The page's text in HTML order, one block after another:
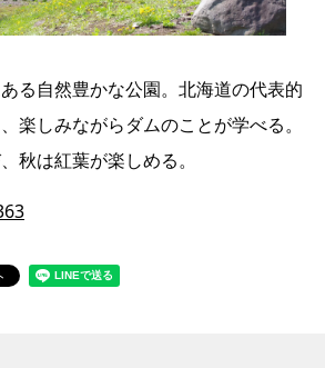
る自然豊かな公園。北海道の代表的
楽しみながらダムのことが学べる。
秋は紅葉が楽しめる。